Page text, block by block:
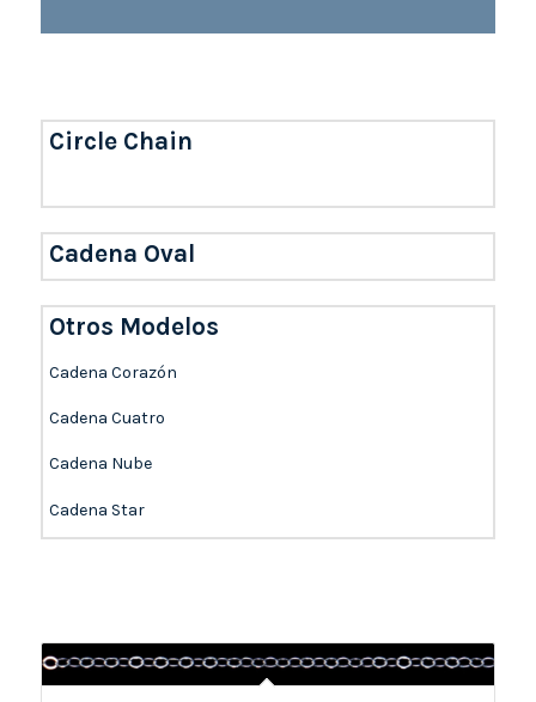
Circle Chain
Cadena Oval
Otros Modelos
Cadena Corazón
Cadena Cuatro
Cadena Nube
Cadena Star